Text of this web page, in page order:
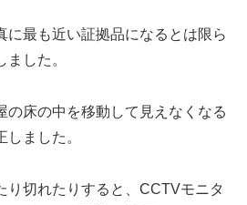
に最も近い証拠品になるとは限ら
した。
の床の中を移動して見えなくなる
ました。
り切れたりすると、CCTVモニタ